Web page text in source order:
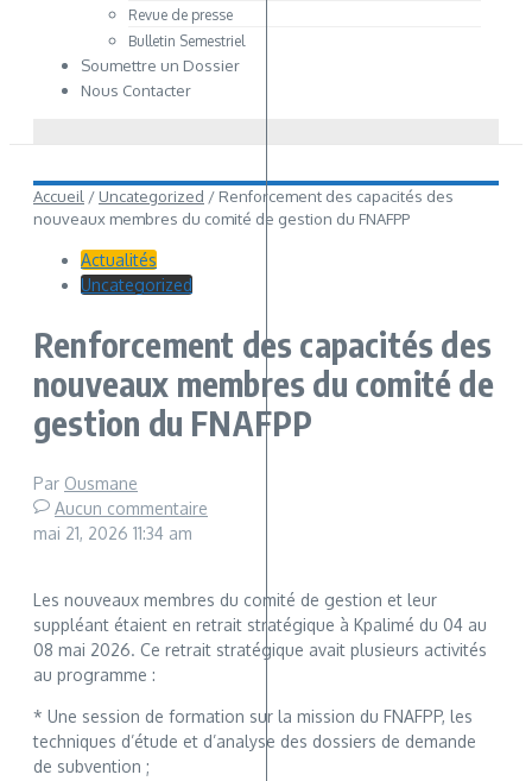
Revue de presse
Bulletin Semestriel
Soumettre un Dossier
Nous Contacter
Accueil / Uncategorized / Renforcement des capacités des
nouveaux membres du comité de gestion du FNAFPP
Actualités
Uncategorized
Renforcement des capacités des
nouveaux membres du comité de
gestion du FNAFPP
Par Ousmane
Aucun commentaire
mai 21, 2026 11:34 am
Les nouveaux membres du comité de gestion et leur
suppléant étaient en retrait stratégique à Kpalimé du 04 au
08 mai 2026. Ce retrait stratégique avait plusieurs activités
au programme :
* Une session de formation sur la mission du FNAFPP, les
techniques d’étude et d’analyse des dossiers de demande
de subvention ;